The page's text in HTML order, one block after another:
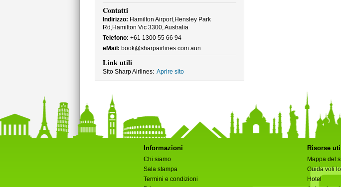
Contatti
Indirizzo: Hamilton Airport,Hensley Park
Rd,Hamilton Vic 3300, Australia
Telefono: +61 1300 55 66 94
eMail: book@sharpairlines.com.aun
Link utili
Sito Sharp Airlines: Aprire sito
Informazioni
Chi siamo
Sala stampa
Termini e condizioni
Risorse
Mappa del
Guida voli
Hotel